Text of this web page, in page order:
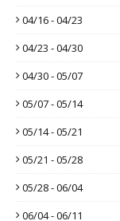
04/16 - 04/23
04/23 - 04/30
04/30 - 05/07
05/07 - 05/14
05/14 - 05/21
05/21 - 05/28
05/28 - 06/04
06/04 - 06/11